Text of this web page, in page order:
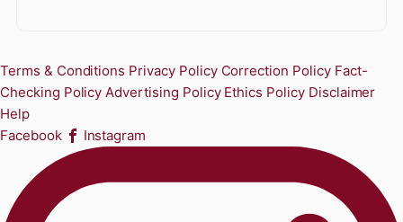
Terms & Conditions Privacy Policy Correction Policy Fact-
Checking Policy Advertising Policy Ethics Policy Disclaimer
Help
Facebook
Instagram